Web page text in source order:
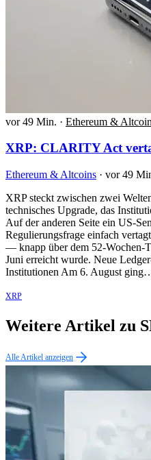
vor 49 Min. · Ethereum &
XRP: CLARITY Act
Ethereum & Altcoins · vor 49
XRP steckt zwischen zwei
technisches Upgrade, das
Auf der anderen Seite ein US-
Regulierungsfrage einfach
— knapp über dem 52-Wochen-
Juni erreicht wurde. Neue
Institutionen Am 6. August
XRP
Weitere Artikel zu
Alle Artikel anzeigen